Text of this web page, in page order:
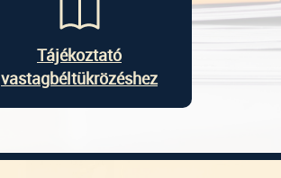
Tájékoztató
vastagbéltükrözéshez